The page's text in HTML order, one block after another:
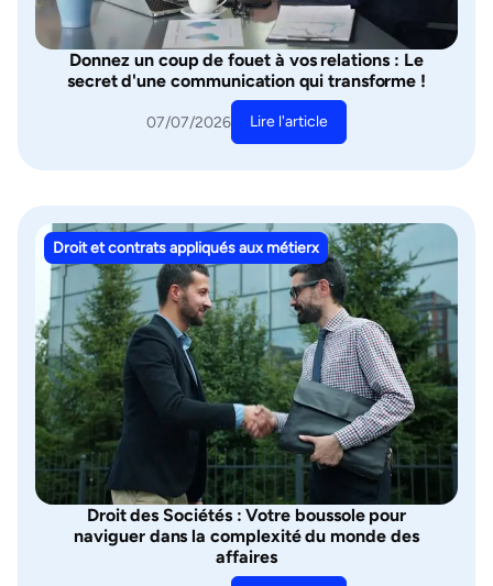
Donnez un coup de fouet à vos relations : Le
secret d'une communication qui transforme !
07/07/2026 Lire l'article
Droit et contrats appliqués aux métierx
Droit des Sociétés : Votre boussole pour
naviguer dans la complexité du monde des
affaires